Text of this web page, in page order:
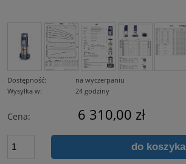
Dostępność:
na wyczerpaniu
Wysyłka w:
24 godziny
Cena: 6 310,00 zł
do koszyka